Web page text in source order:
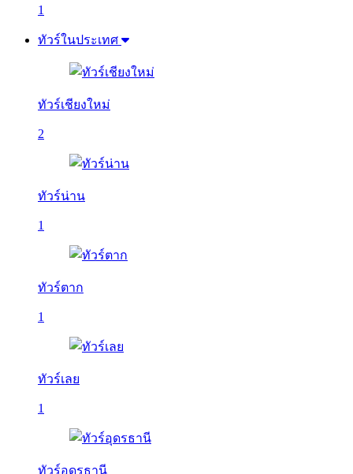
1
ทัวร์ในประเทศ
ทัวร์เชียงใหม่
2
ทัวร์น่าน
1
ทัวร์ตาก
1
ทัวร์เลย
1
ทัวร์อุดรธานี